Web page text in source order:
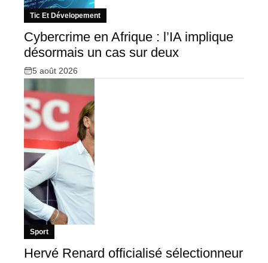
Tic Et Dévelopement
Cybercrime en Afrique : l’IA implique
désormais un cas sur deux
5 août 2026
Sport
Hervé Renard officialisé sélectionneur